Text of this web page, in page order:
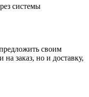
системы
своим
заказ, но и доставку,